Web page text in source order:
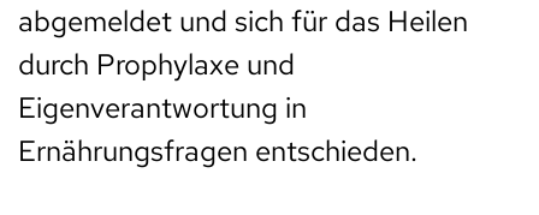
abgemeldet und sich für das Heilen
durch Prophylaxe und
Eigenverantwortung in
Ernährungsfragen entschieden.